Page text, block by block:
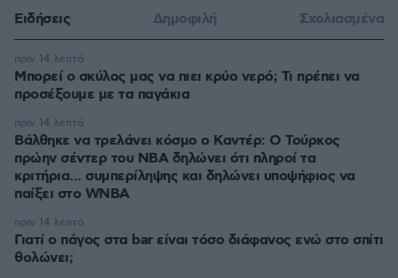
Ειδήσεις Δημοφιλή Σχολιασμένα
Μπορεί ο σκύλος μας να πιει κρύο νερό; Τι πρέπει να
προσέξουμε με τα παγάκια
πριν 14 λεπτά
Βάλθηκε να τρελάνει κόσμο ο Καντέρ: Ο Τούρκος
πρώην σέντερ του NBA δηλώνει ότι πληροί τα
κριτήρια... συμπερίληψης και δηλώνει υποψήφιος να
παίξει στο WNBA
πριν 14 λεπτά
Γιατί ο πάγος στα bar είναι τόσο διάφανος ενώ στο σπίτι
θολώνει;
πριν 14 λεπτά